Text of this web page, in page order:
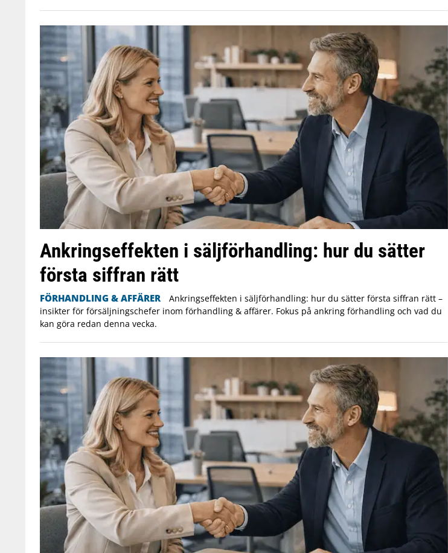
Ankringseffekten i säljförhandling: hur du sätter
första siffran rätt
FÖRHANDLING & AFFÄRER
Ankringseffekten i säljförhandling: hur du sätter första siffran rätt –
insikter för försäljningschefer inom förhandling & affärer. Fokus på ankring förhandling och vad du
kan göra redan denna vecka.